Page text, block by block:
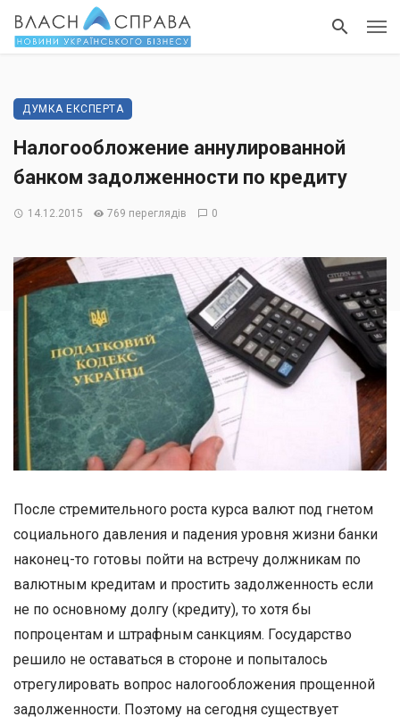
ДУМКА ЕКСПЕРТА
Налогообложениe аннулированной
банком задолженности по кредиту
14.12.2015 769 переглядів 0
После стремительного роста курса валют под гнетом
социального давления и падения уровня жизни банки
наконец-то готовы пойти на встречу должникам по
валютным кредитам и простить задолженность если
не по основному долгу (кредиту), то хотя бы
попроцентам и штрафным санкциям. Государство
решило не оставаться в стороне и попыталось
отрегулировать вопрос налогообложения прощенной
задолженности. Поэтому на сегодня существует